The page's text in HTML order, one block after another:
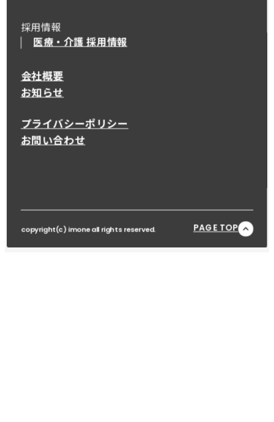
採用情報
医療・介護 採用情報
会社概要
お知らせ
プライバシーポリシー
お問い合わせ
copyright(c) imone all rights reserved. PAGE TOP